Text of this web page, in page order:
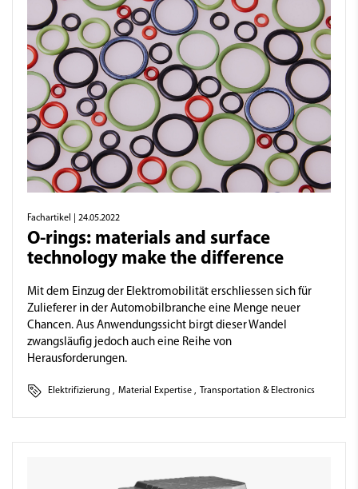
Fachartikel | 24.05.2022
O-rings: materials and surface
technology make the difference
Mit dem Einzug der Elektromobilität erschliessen sich für
Zulieferer in der Automobilbranche eine Menge neuer
Chancen. Aus Anwendungssicht birgt dieser Wandel
zwangsläufig jedoch auch eine Reihe von
Herausforderungen.
Elektrifizierung , Material Expertise , Transportation & Electronics